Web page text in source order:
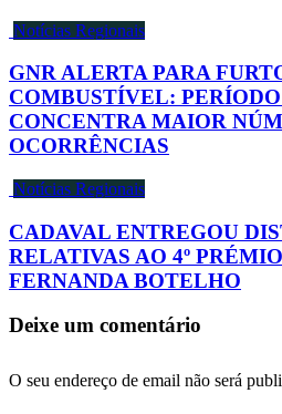
Notícias Regionais
GNR ALERTA PARA
COMBUSTÍVEL:
CONCENTRA MAIOR
OCORRÊNCIAS
Notícias Regionais
CADAVAL ENTREGOU
RELATIVAS AO 4º
FERNANDA BOTELHO
Deixe um comentário
O seu endereço de email não será